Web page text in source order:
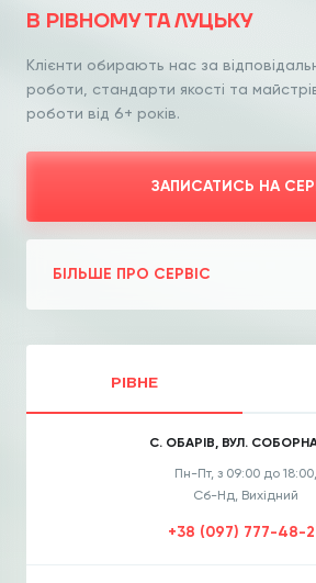
В РІВНОМУ ТА ЛУЦЬКУ
Клієнти обирають нас за
роботи, стандарти якості та
роботи від 6+ років.
ЗАПИСАТИСЬ НА
БІЛЬШЕ ПРО СЕРВІС
РІВНЕ
С. ОБАРІВ, ВУЛ.
Пн-Пт, з 09:00 до 18:00,
Сб-Нд, Вихідний
+38 (097) 777-48-